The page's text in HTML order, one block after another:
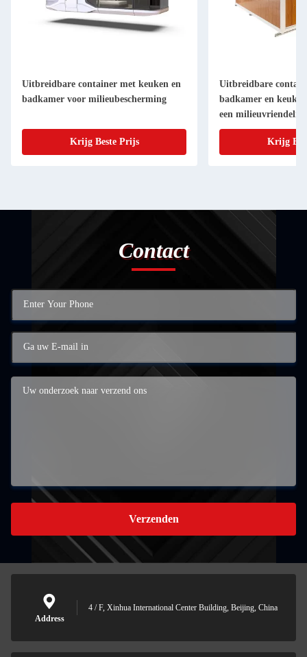
Uitbreidbare container met keuken en
badkamer voor milieubescherming
Krijg Beste Prijs
Uitbreidbare
badkamer en
een
Krijg
Contact
Verzenden
Address
4 / F, Xinhua International Center Building, Beijing, China